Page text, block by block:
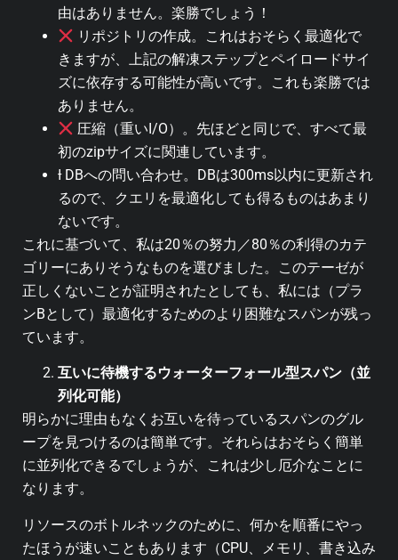
由はありません。楽勝でしょう！
リポジトリの作成。これはおそらく最適化で
きますが、上記の解凍ステップとペイロードサイ
ズに依存する可能性が高いです。これも楽勝では
ありません。
圧縮（重いI/O）。先ほどと同じで、すべて最
初のzipサイズに関連しています。
Ɨ DBへの問い合わせ。DBは300ms以内に更新され
るので、クエリを最適化しても得るものはあまり
ないです。
これに基づいて、私は20％の努力／80％の利得のカテ
ゴリーにありそうなものを選びました。このテーゼが
正しくないことが証明されたとしても、私には（プラ
ンBとして）最適化するためのより困難なスパンが残っ
ています。
互いに待機するウォーターフォール型スパン（並
列化可能）
明らかに理由もなくお互いを待っているスパンのグル
ープを見つけるのは簡単です。それらはおそらく簡単
に並列化できるでしょうが、これは少し厄介なことに
なります。
リソースのボトルネックのために、何かを順番にやっ
たほうが速いこともあります（CPU、メモリ、書き込み